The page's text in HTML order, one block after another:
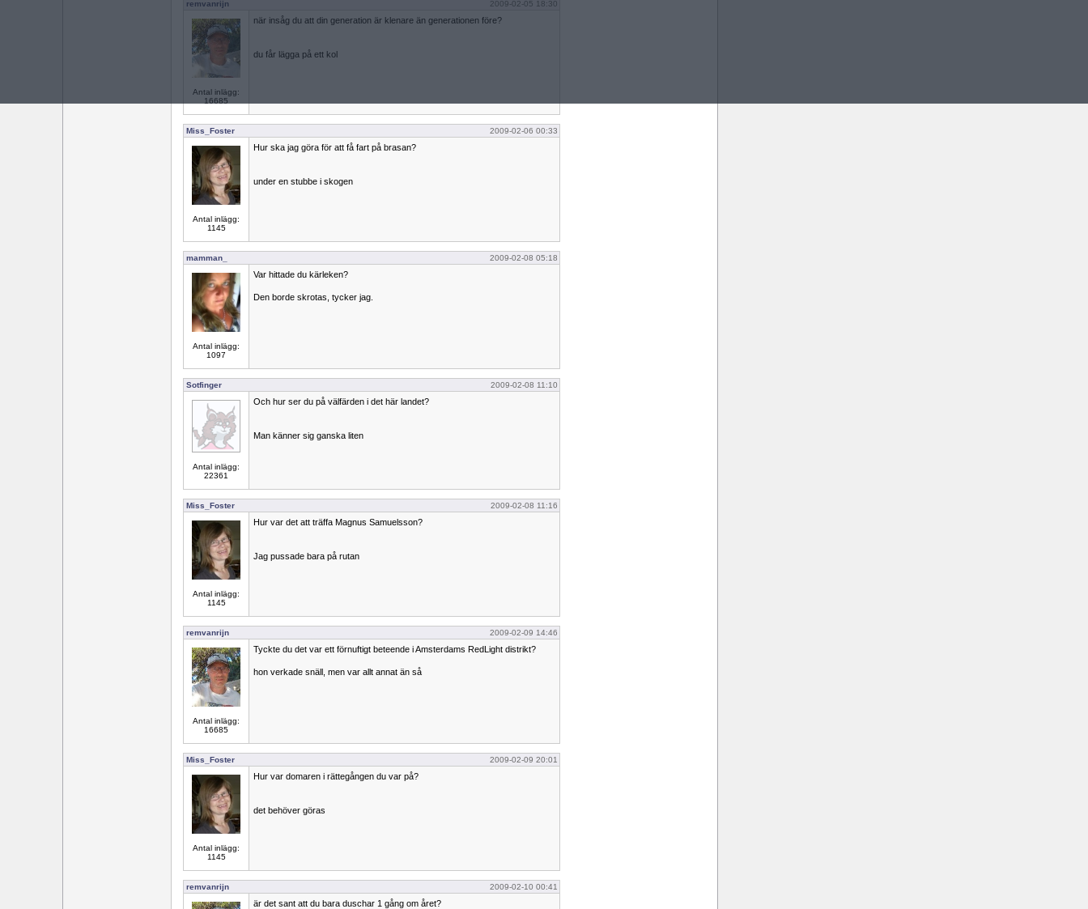
remvanrijn 2009-02-05 18:30
Antal inlägg:
16685
när insåg du att din generation är klenare än generationen före?
du får lägga på ett kol
Miss_Foster 2009-02-06 00:33
Antal inlägg:
1145
Hur ska jag göra för att få fart på brasan?
under en stubbe i skogen
mamman_ 2009-02-08 05:18
Antal inlägg:
1097
Var hittade du kärleken?
Den borde skrotas, tycker jag.
Sotfinger 2009-02-08 11:10
Antal inlägg:
22361
Och hur ser du på välfärden i det här landet?
Man känner sig ganska liten
Miss_Foster 2009-02-08 11:16
Antal inlägg:
1145
Hur var det att träffa Magnus Samuelsson?
Jag pussade bara på rutan
remvanrijn 2009-02-09 14:46
Antal inlägg:
16685
Tyckte du det var ett förnuftigt beteende i Amsterdams RedLight distrikt?
hon verkade snäll, men var allt annat än så
Miss_Foster 2009-02-09 20:01
Antal inlägg:
1145
Hur var domaren i rättegången du var på?
det behöver göras
remvanrijn 2009-02-10 00:41
är det sant att du bara duschar 1 gång om året?